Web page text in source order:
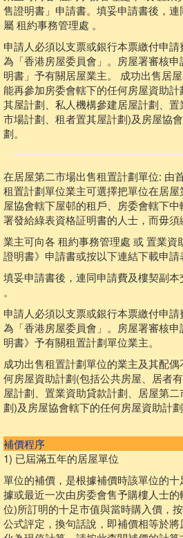
售證明書」申請書。填妥申請書後，
屬 租約事務管理處 。
申請人必須以支票或銀行本票繳付申
為「香港房屋委員會」。房屋署審核
明書」予有關居屋業主。 成功出售居
能再參加房委會轄下的任何房屋資助
其屋計劃、私人機構參建居屋計劃、
市場計劃、租者置其屋計劃)及房屋協
劃。
在居屋第二市場出售租置計劃單位: 由
租置計劃單位業主可選擇把單位在居
屋協會轄下屋邨的租戶、房委會轄下
署發給綠表資格証明書的人士，而毋須
業主可向各 租約事務管理處 或 置業資
證明書》申請書或按以下連結下載申請
填妥申請書後，連同申請費及樓契副
。
申請人必須以支票或銀行本票繳付申
為「香港房屋委員會」。房屋署審核
明書》予有關租置計劃單位業主。
成功出售租置計劃單位的業主及其配
何房屋資助計劃(包括公共房屋、居者
屋計劃、置業資助貸款計劃、居屋第
劃)及房屋協會轄下的任何房屋資助計劃
補價程序
1) 已屆滿五年的居屋單位
單位的補價，是根據補價時該單位的
據或最近一次由房委會售予購樓人士
位)所訂明的十足市值與當時購入價，
公式評定，換句話說，即補價相等於將